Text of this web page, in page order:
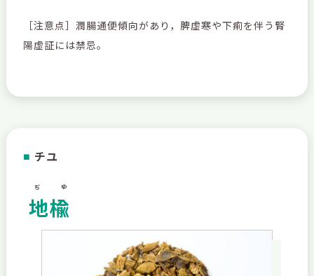
［注意点］潤腸通便傾向があり，脾虚寒や下痢を伴う腎
陽虚証には禁忌。
■ チユ
地楡
ぢゆ